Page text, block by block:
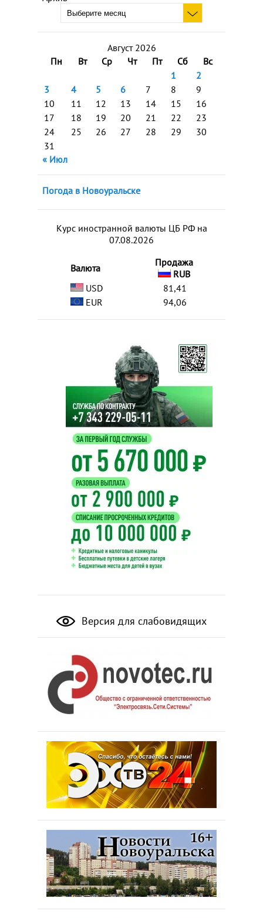
Август 2026
Пн
Вт Ср Чт Пт Сб
Вс
1
2
3
4 5 6 7 8
9
10
11 12 13 14 15
16
17
18 19 20 21 22
23
24
25 26 27 28 29
30
31
« Июл
Погода в Новоуральске
Курс иностранной валюты ЦБ РФ на
07.08.2026
Валюта
Продажа
RUB
USD
81,41
EUR
94,06
Версия для слабовидящих